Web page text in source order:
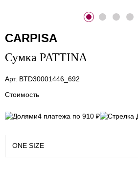
CARPISA
Сумка PATTINA
Арт. BTD30001446_692
Стоимость
4 платежа по 910 ₽
ONE SIZE